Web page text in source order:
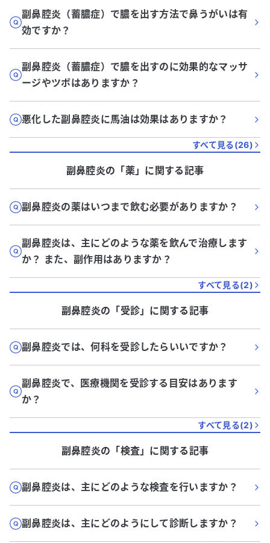
副鼻腔炎（蓄膿症）で膿を出す方法で鼻うがいは有
効ですか？
副鼻腔炎（蓄膿症）で膿を出すのに効果的なマッサ
ージやツボはありますか？
悪化した副鼻腔炎に馬油は効果はありますか？
すべて見る(26)
副鼻腔炎の「薬」に関する記事
副鼻腔炎の薬はいつまで飲む必要がありますか？
副鼻腔炎は、主にどのような薬を飲んで治療します
か？ また、副作用はありますか？
すべて見る(2)
副鼻腔炎の「受診」に関する記事
副鼻腔炎では、何科を受診したらいいですか？
副鼻腔炎で、医療機関を受診する目安はあります
か？
すべて見る(2)
副鼻腔炎の「検査」に関する記事
副鼻腔炎は、主にどのような検査を行いますか？
副鼻腔炎は、主にどのようにして診断しますか？